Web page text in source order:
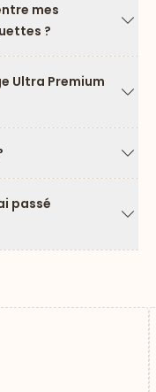
mes
?
Ultra Premium
passé